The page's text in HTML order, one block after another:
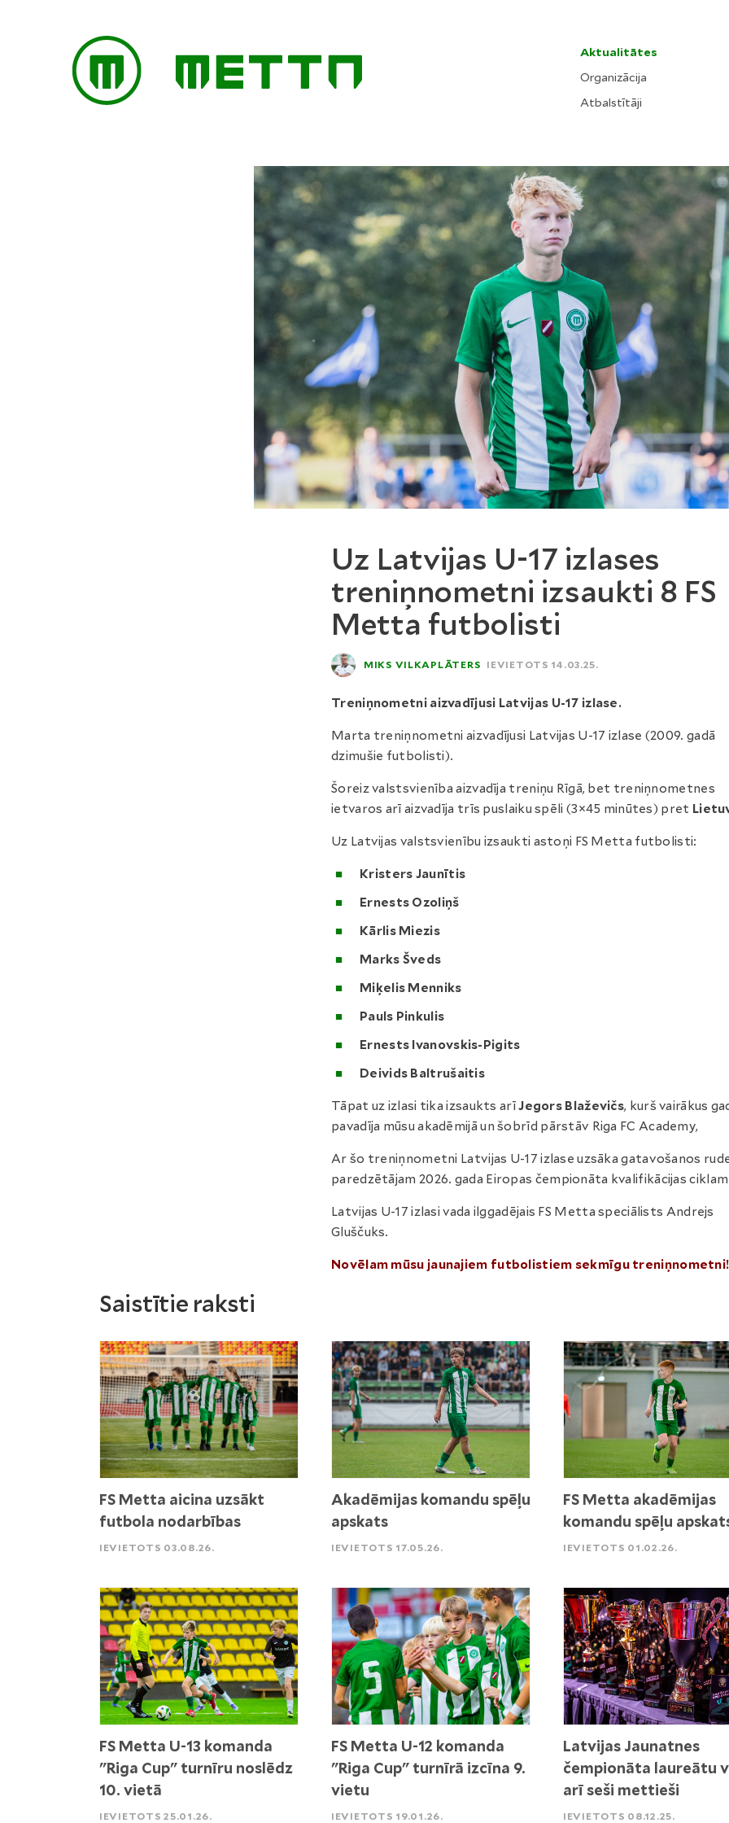
Aktualitātes
Organizācija
Atbalstītāji
Uz Latvijas U-17 izlases
treniņnometni izsaukti 8 FS
Metta futbolisti
MIKS VILKAPLĀTERS IEVIETOTS 14.03.25.
Treniņnometni aizvadījusi Latvijas U-17 izlase.
Marta treniņnometni aizvadījusi Latvijas U-17 izlase (2009. gadā
dzimušie futbolisti).
Šoreiz valstsvienība aizvadīja treniņu Rīgā, bet treniņnometnes
ietvaros arī aizvadīja trīs puslaiku spēli (3×45 minūtes) pret
Uz Latvijas valstsvienību izsaukti astoņi FS Metta futbolisti:
Kristers Jaunītis
Ernests Ozoliņš
Kārlis Miezis
Marks Šveds
Miķelis Menniks
Pauls Pinkulis
Ernests Ivanovskis-Pigits
Deivids Baltrušaitis
Tāpat uz izlasi tika izsaukts arīJegors Blaževičs, kurš vairākus
pavadīja mūsu akadēmijā un šobrīd pārstāv Riga FC Academy,
Ar šo treniņnometni Latvijas U-17 izlase uzsāka gatavošanos
paredzētājam 2026. gada Eiropas čempionāta kvalifikācijas
Latvijas U-17 izlasi vada ilggadējais FS Metta speciālists Andrejs
Gluščuks.
Novēlam mūsu jaunajiem futbolistiem sekmīgu treniņnometni!
Saistītie raksti
FS Metta aicina uzsākt
futbola nodarbības
IEVIETOTS 03.08.26.
Akadēmijas komandu spēļu
apskats
IEVIETOTS 17.05.26.
FS Metta akadēmijas
komandu spēļu
IEVIETOTS 01.02.26.
FS Metta U-13 komanda
"Riga Cup" turnīru noslēdz
10. vietā
IEVIETOTS 25.01.26.
FS Metta U-12 komanda
"Riga Cup" turnīrā izcīna 9.
vietu
IEVIETOTS 19.01.26.
Latvijas Jaunatnes
čempionāta laureātu
arī seši mettieši
IEVIETOTS 08.12.25.